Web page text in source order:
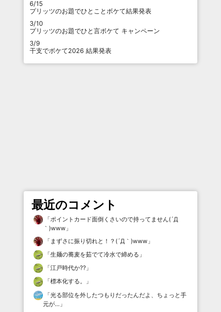
6/15
プリッツのお題でひとことボケて結果発表
3/10
プリッツのお題でひと言ボケて キャンペーン
3/9
干支でボケて2026 結果発表
最近のコメント
「ポイントカード面倒くさいので持ってません(´Д
｀)www 」
「 まずさに振り切れと！？(´Д｀)www 」
「生麺の蕎麦を茹でて冷水で締める 」
「江戸時代か⁇ 」
「標本化する。
」
「光る部位を外したつもりだったんだよ、ちょっと手
元が… 」